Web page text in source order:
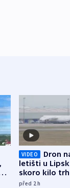
VIDEO
Dron
letišti u
skoro kilo
indicie
před 2h